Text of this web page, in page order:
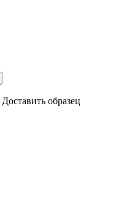
Доставить образец